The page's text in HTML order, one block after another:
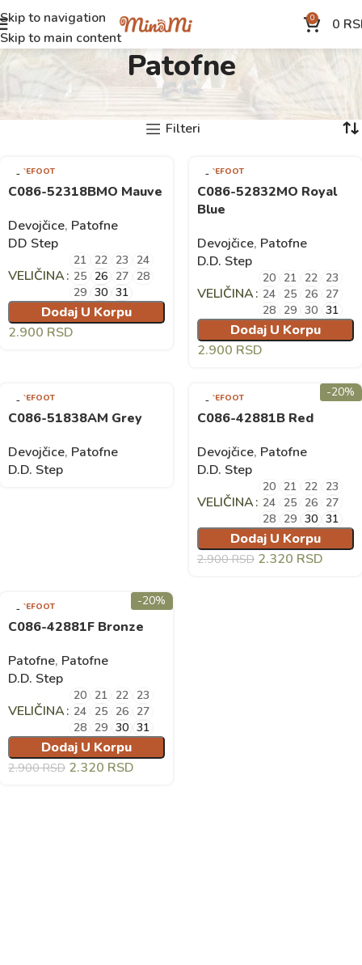
Skip to navigation
Skip to main content
0 0
Patofne
Shop Patofne
Prikazano je svih 5 rezultata
Filteri
BAREFOOT
C086-52318BMO Mauve
Devojčice, Patofne
DD Step
VELIČINA
21 22 23
24
25 26 27 28
29 30 31
Dodaj U Korpu
2.900 RSD
BAREFOOT
C086-52832MO Royal
Blue
Devojčice, Patofne
D.D. Step
VELIČINA
20 21 22 23
24 25 26 27
28 29 30 31
Dodaj U Korpu
2.900 RSD
BAREFOOT
C086-51838AM Grey
Devojčice, Patofne
D.D. Step
BAREFOOT -20%
C086-42881B Red
Devojčice, Patofne
D.D. Step
VELIČINA
20 21 22 23
24 25 26 27
28 29 30 31
Dodaj U Korpu
2.900RSD 2.320 RSD
BAREFOOT -20%
C086-42881F Bronze
Patofne, Patofne
D.D. Step
VELIČINA
20 21 22 23
24 25 26 27
28 29 30 31
Dodaj U Korpu
2.900RSD 2.320 RSD